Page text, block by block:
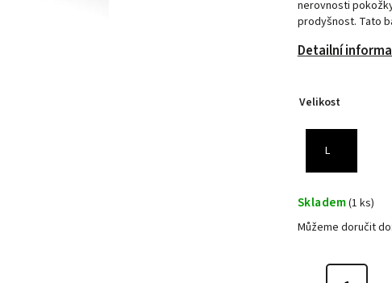
nerovnosti
prodyšnost. Tato
Detailní
Velikost
L
Skladem(1 ks)
Můžeme doručit do: